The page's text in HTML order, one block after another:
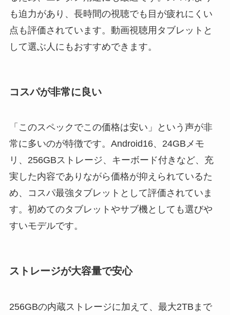
も迫力があり、長時間の視聴でも目が疲れにくい
点も評価されています。動画視聴用タブレットと
して選ぶ人にもおすすめできます。
コスパが非常に良い
「このスペックでこの価格は安い」という声が非
常に多いのが特徴です。Android16、24GBメモ
リ、256GBストレージ、キーボード付きなど、充
実した内容でありながら価格が抑えられているた
め、コスパ最強タブレットとして評価されていま
す。初めてのタブレットやサブ機としても選びや
すいモデルです。
ストレージが大容量で安心
256GBの内蔵ストレージに加えて、最大2TBまで